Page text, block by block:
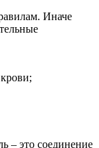
Иначе
– это соединение